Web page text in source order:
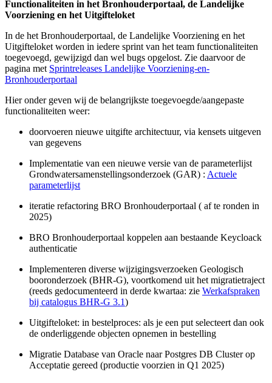
Functionaliteiten in het Bronhouderportaal, de Landelijke
Voorziening en het Uitgifteloket
In de het Bronhouderportaal, de Landelijke Voorziening en het
Uitgifteloket worden in iedere sprint van het team functionaliteiten
toegevoegd, gewijzigd dan wel bugs opgelost. Zie daarvoor de
pagina met Sprintreleases Landelijke Voorziening-en-
Bronhouderportaal
Hier onder geven wij de belangrijkste toegevoegde/aangepaste
functionaliteiten weer:
doorvoeren nieuwe uitgifte architectuur, via kensets uitgeven
van gegevens
Implementatie van een nieuwe versie van de parameterlijst
Grondwatersamenstellingsonderzoek (GAR) : Actuele
parameterlijst
iteratie refactoring BRO Bronhouderportaal ( af te ronden in
2025)
BRO Bronhouderportaal koppelen aan bestaande Keycloack
authenticatie
Implementeren diverse wijzigingsverzoeken Geologisch
booronderzoek (BHR-G), voortkomend uit het migratietraject
(reeds gedocumenteerd in derde kwartaa: zie Werkafspraken
bij catalogus BHR-G 3.1)
Uitgifteloket: in bestelproces: als je een put selecteert dan ook
de onderliggende objecten opnemen in bestelling
Migratie Database van Oracle naar Postgres DB Cluster op
Acceptatie gereed (productie voorzien in Q1 2025)